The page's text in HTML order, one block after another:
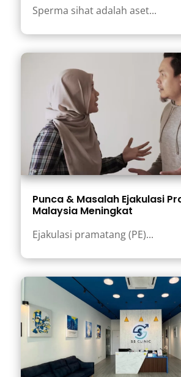
Sperma sihat adalah aset...
Punca & Masalah Ejakulasi
Malaysia Meningkat
Ejakulasi pramatang (PE)...